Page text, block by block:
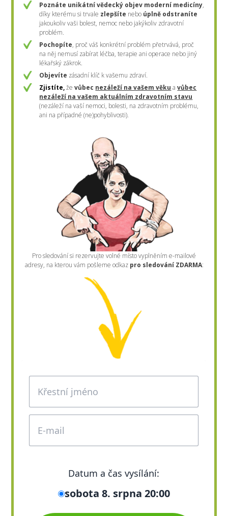
Poznáte unikátní vědecký objev moderní medicíny,
díky kterému si trvale zlepšíte nebo úplně odstraníte
jakoukoliv vaši bolest, nemoc nebo jakýkoliv zdravotní
problém.
Pochopíte, proč váš konkrétní problém přetrvává, proč
na něj nemusí zabírat léčba, terapie ani operace nebo jiný
lékařský zákrok.
Objevíte zásadní klíč k vašemu zdraví.
Zjistíte, ževůbec nezáleží na vašem věku avůbec
nezáleží na vašem aktuálním zdravotním stavu
(nezáleží na vaší nemoci, bolesti, na zdravotním problému,
ani na případné (ne)pohyblivosti).
Pro sledování si rezervujte volné místo vyplněním e-mailové
adresy, na kterou vám pošleme odkaz pro sledování ZDARMA: